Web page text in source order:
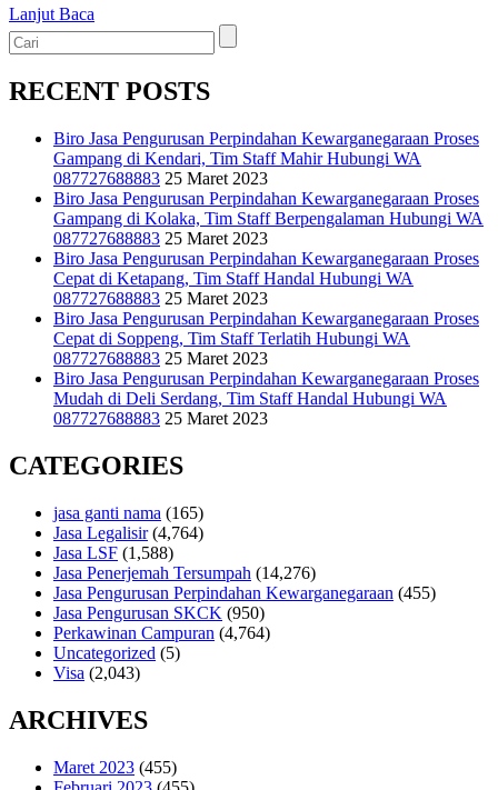
Lanjut Baca
RECENT POSTS
Biro Jasa Pengurusan Perpindahan Kewarganegaraan Proses
Gampang di Kendari, Tim Staff Mahir Hubungi WA
087727688883 25 Maret 2023
Biro Jasa Pengurusan Perpindahan Kewarganegaraan Proses
Gampang di Kolaka, Tim Staff Berpengalaman Hubungi WA
087727688883 25 Maret 2023
Biro Jasa Pengurusan Perpindahan Kewarganegaraan Proses
Cepat di Ketapang, Tim Staff Handal Hubungi WA
087727688883 25 Maret 2023
Biro Jasa Pengurusan Perpindahan Kewarganegaraan Proses
Cepat di Soppeng, Tim Staff Terlatih Hubungi WA
087727688883 25 Maret 2023
Biro Jasa Pengurusan Perpindahan Kewarganegaraan Proses
Mudah di Deli Serdang, Tim Staff Handal Hubungi WA
087727688883 25 Maret 2023
CATEGORIES
jasa ganti nama (165)
Jasa Legalisir(4,764)
Jasa LSF (1,588)
Jasa Penerjemah Tersumpah (14,276)
Jasa Pengurusan Perpindahan Kewarganegaraan (455)
Jasa Pengurusan SKCK (950)
Perkawinan Campuran (4,764)
Uncategorized (5)
Visa (2,043)
ARCHIVES
Maret 2023 (455)